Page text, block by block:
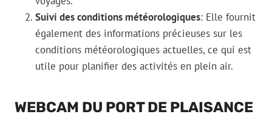
Suivi des conditions météorologiques: Elle fournit
également des informations précieuses sur les
conditions météorologiques actuelles, ce qui est
utile pour planifier des activités en plein air.
WEBCAM DU PORT DE PLAISANCE